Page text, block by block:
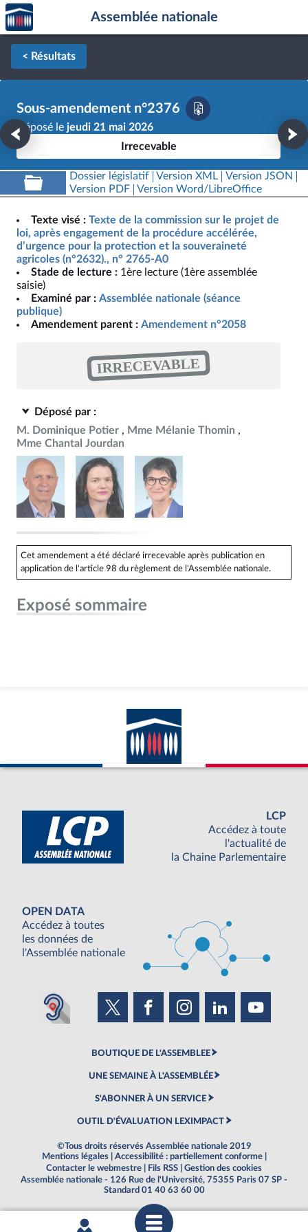
Aller au contenu
Aller en bas de la page
Accèder
à la
page
d'accueil
Assemblée nationale
< Résultats
Sous-amendement n°2376
Déposé le jeudi 21 mai 2026
Irrecevable
Dossier législatif Version XML
Version JSON
Version PDF
Version Word/LibreOffice
Texte visé : Texte de la commission sur le projet de
loi, après engagement de la procédure accélérée,
d’urgence pour la protection et la souveraineté
agricoles (n°2632)., n° 2765-A0
Stade de lecture : 1ère lecture (1ère assemblée
saisie)
Examiné par : Assemblée nationale (séance
publique)
Amendement parent : Amendement n°2058
IRRECEVABLE
Déposé par :
M. Dominique Potier
Mme Mélanie Thomin
Mme Chantal Jourdan
Cet amendement a été déclaré irrecevable après publication en
application de l'article 98 du règlement de l'Assemblée nationale.
Exposé sommaire
LCP
Accédez à toute
l'actualité de
la Chaine Parlementaire
OPEN DATA
Accédez à toutes
les données de
l'Assemblée nationale
BOUTIQUE DE L'ASSEMBLEE
UNE SEMAINE À L'ASSEMBLÉE
S'ABONNER À UN SERVICE
OUTIL D'ÉVALUATION LEXIMPACT
©Tous droits réservés Assemblée nationale 2019
Mentions légales
Accessibilité : partiellement conforme
Contacter le webmestre
Fils RSS
Gestion des cookies
Assemblée nationale - 126 Rue de l'Université, 75355 Paris 07 SP -
Standard 01 40 63 60 00